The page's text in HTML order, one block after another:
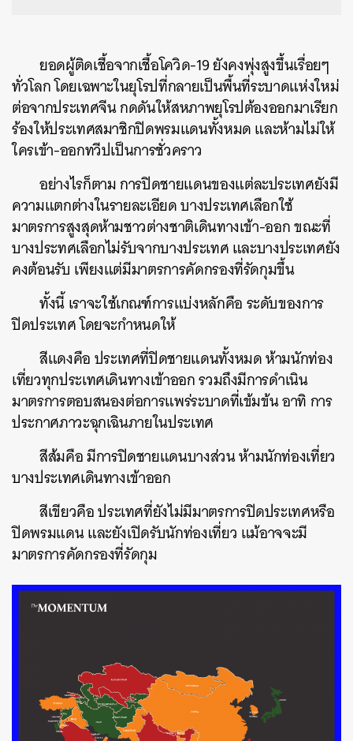
ยอดผู้ติดเชื้อจากเชื้อโควิด-19 ยังคงพุ่งสูงขึ้นเรื่อยๆ
ทั่วโลก โดยเฉพาะในยุโรปที่กลายเป็นพื้นที่ระบาดแห่งใหม่
ต่อจากประเทศจีน กดดันให้สหภาพยุโรปต้องออกมาเรียก
ร้องให้ประเทศสมาชิกปิดพรมแดนทั้งหมด และห้ามไม่ให้
ใครเข้า-ออกทวีปเป็นการชั่วคราว
อย่างไรก็ตาม การปิดชายแดนของแต่ละประเทศยังมี
ความแตกต่างในรายละเอียด บางประเทศเลือกใช้
มาตรการสูงสุดห้ามชาวต่างชาติเดินทางเข้า-ออก ขณะที่
บางประทศเลือกไม่รับจากบางประเทศ และบางประเทศยัง
คงต้อนรับ เพียงแต่มีมาตรการคัดกรองที่รัดกุมขึ้น
ทั้งนี้ เราจะใช้เกณฑ์การแบ่งหลักคือ ระดับของการ
ปิดประเทศ โดยจะกำหนดให้
สีแดงคือ ประเทศที่ปิดชายแดนทั้งหมด ห้ามนักท่อง
เที่ยวทุกประเทศเดินทางเข้าออก รวมถึงมีการดำเนิน
มาตรการตอบสนองต่อการแพร่ระบาดที่เข้มข้น อาทิ การ
ประกาศภาวะฉุกเฉินภายในประเทศ
สีส้มคือ มีการปิดชายแดนบางส่วน ห้ามนักท่องเที่ยว
บางประเทศเดินทางเข้าออก
สีเขียวคือ ประเทศที่ยังไม่มีมาตรการปิดประเทศหรือ
ปิดพรมแดน และยังเปิดรับนักท่องเที่ยว แม้อาจจะมี
มาตรการคัดกรองที่รัดกุม